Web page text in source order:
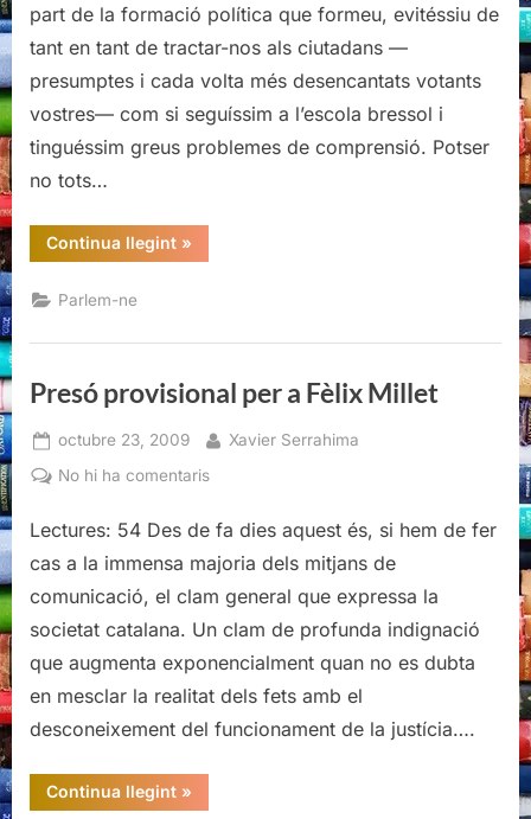
Nadal
part de la formació política que formeu, evitéssiu de
tant en tant de tractar-nos als ciutadans —
presumptes i cada volta més desencantats votants
vostres— com si seguíssim a l’escola bressol i
tinguéssim greus problemes de comprensió. Potser
no tots…
Continua llegint“La
recepta
»
Parlem-ne
Presó provisional per a Fèlix Millet
Posted
on
octubre 23, 2009 By
Xavier Serrahima
No hi ha comentarisa
provisional
per
Fèlix
Millet
Lectures: 54 Des de fa dies aquest és, si hem de fer
cas a la immensa majoria dels mitjans de
comunicació, el clam general que expressa la
societat catalana. Un clam de profunda indignació
que augmenta exponencialment quan no es dubta
en mesclar la realitat dels fets amb el
desconeixement del funcionament de la justícia….
Continua llegint“Presó
provisional
»